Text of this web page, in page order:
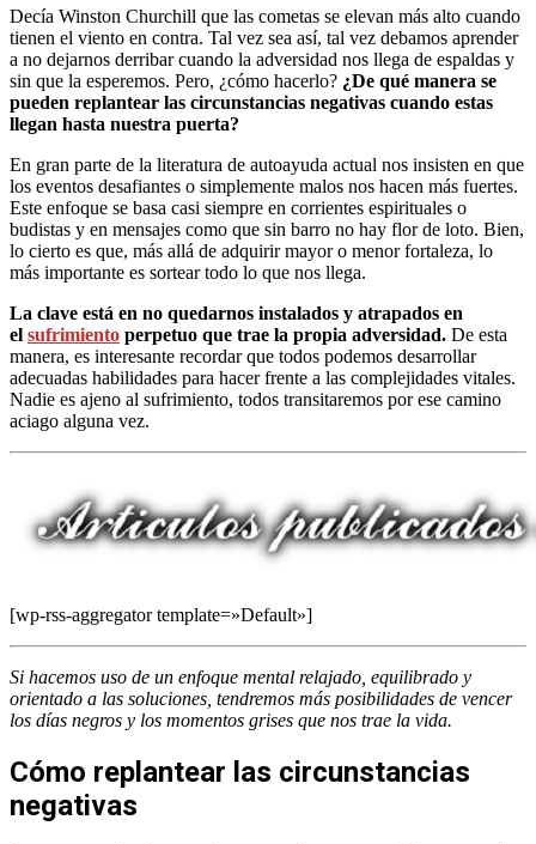
Decía Winston Churchill que las cometas se elevan más alto cuando
tienen el viento en contra. Tal vez sea así, tal vez debamos aprender
a no dejarnos derribar cuando la adversidad nos llega de espaldas y
sin que la esperemos. Pero, ¿cómo hacerlo? ¿De qué manera se
pueden replantear las circunstancias negativas cuando estas
llegan hasta nuestra puerta?
En gran parte de la literatura de autoayuda actual nos insisten en que
los eventos desafiantes o simplemente malos nos hacen más fuertes.
Este enfoque se basa casi siempre en corrientes espirituales o
budistas y en mensajes como que sin barro no hay flor de loto. Bien,
lo cierto es que, más allá de adquirir mayor o menor fortaleza, lo
más importante es sortear todo lo que nos llega.
La clave está en no quedarnos instalados y atrapados en
el sufrimiento perpetuo que trae la propia adversidad. De esta
manera, es interesante recordar que todos podemos desarrollar
adecuadas habilidades para hacer frente a las complejidades vitales.
Nadie es ajeno al sufrimiento, todos transitaremos por ese camino
aciago alguna vez.
[wp-rss-aggregator template=»Default»]
Si hacemos uso de un enfoque mental relajado, equilibrado y
orientado a las soluciones, tendremos más posibilidades de vencer
los días negros y los momentos grises que nos trae la vida.
Cómo replantear las circunstancias
negativas